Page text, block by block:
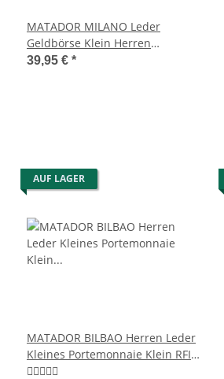
MATADOR MILANO Leder
Geldbörse Klein Herren
Ledergeldbörse RFID
39,95 € *
AUF LAGER
MATADOR BILBAO Herren Leder
Kleines Portemonnaie Klein RFID
Retro